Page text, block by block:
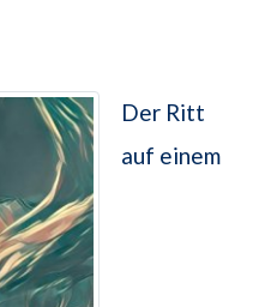
Der Ritt
auf einem